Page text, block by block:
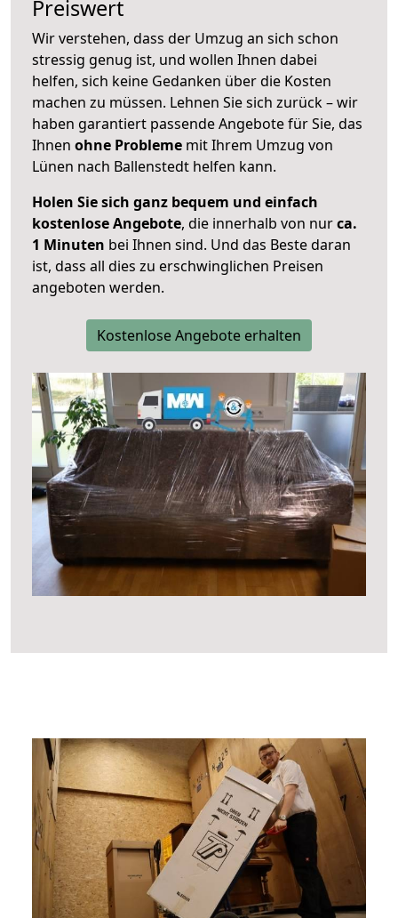
Preiswert
Wir verstehen, dass der Umzug an sich schon
stressig genug ist, und wollen Ihnen dabei
helfen, sich keine Gedanken über die Kosten
machen zu müssen. Lehnen Sie sich zurück – wir
haben garantiert passende Angebote für Sie, das
Ihnen ohne Probleme mit Ihrem Umzug von
Lünen nach Ballenstedt helfen kann.
Holen Sie sich ganz bequem und einfach
kostenlose Angebote, die innerhalb von nurca.
1 Minuten bei Ihnen sind. Und das Beste daran
ist, dass all dies zu erschwinglichen Preisen
angeboten werden.
Kostenlose Angebote erhalten